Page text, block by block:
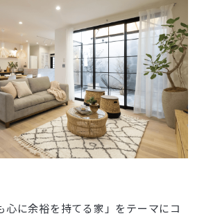
心に余裕を持てる家」をテーマにコ